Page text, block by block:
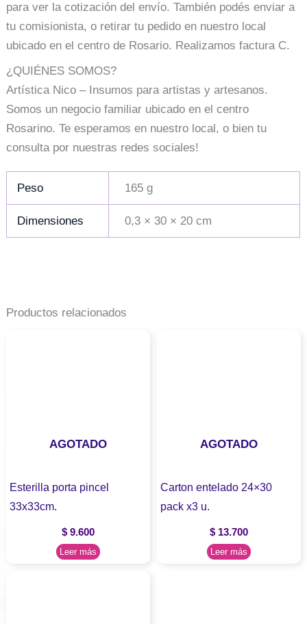
para ver la cotización del envío. También podés enviar a
tu comisionista, o retirar tu pedido en nuestro local
ubicado en el centro de Rosario. Realizamos factura C.
¿QUIÉNES SOMOS?
Artística Nico – Insumos para artistas y artesanos.
Somos un negocio familiar ubicado en el centro
Rosarino. Te esperamos en nuestro local, o bien tu
consulta por nuestras redes sociales!
Peso 165 g
Dimensiones 0,3 × 30 × 20 cm
Productos relacionados
AGOTADO
Esterilla porta pincel
33x33cm.
$ 9.600
Leer más
AGOTADO
Carton entelado 24×30
pack x3 u.
$13.700
Leer más